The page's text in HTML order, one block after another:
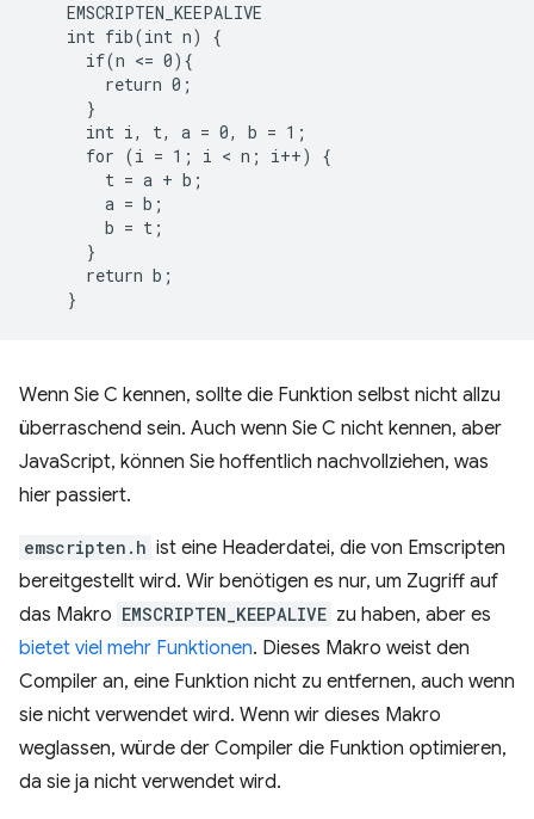
    EMSCRIPTEN_KEEPALIVE
    int fib(int n) {
      if(n <= 0){
        return 0;
      }
      int i, t, a = 0, b = 1;
      for (i = 1; i < n; i++) {
        t = a + b;
        a = b;
        b = t;
      }
      return b;
Wenn Sie C kennen, sollte die Funktion selbst nicht allzu
überraschend sein. Auch wenn Sie C nicht kennen, aber
JavaScript, können Sie hoffentlich nachvollziehen, was
hier passiert.
emscripten.h ist eine Headerdatei, die von Emscripten
bereitgestellt wird. Wir benötigen es nur, um Zugriff auf
das Makro EMSCRIPTEN_KEEPALIVE zu haben, aber es
bietet viel mehr Funktionen. Dieses Makro weist den
Compiler an, eine Funktion nicht zu entfernen, auch wenn
sie nicht verwendet wird. Wenn wir dieses Makro
weglassen, würde der Compiler die Funktion optimieren,
da sie ja nicht verwendet wird.